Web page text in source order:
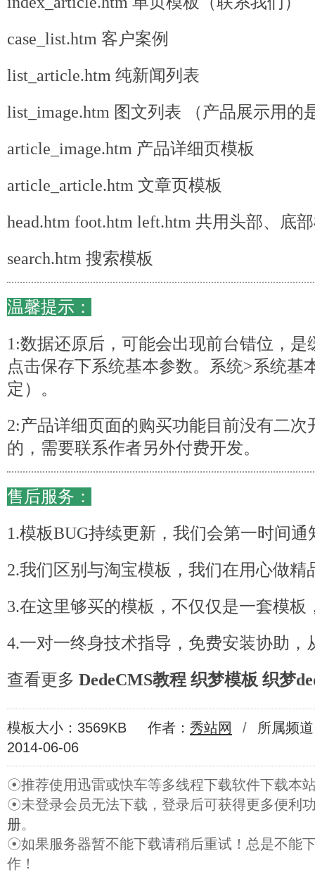
case_list.htm 客户案例
list_article.htm 纯新闻列表
list_image.htm 图文列表 （产品展示用的
article_image.htm 产品详细页模板
article_article.htm 文章页模板
head.htm foot.htm left.htm 共用头部、底
search.htm 搜索模板
温馨提示：
1:数据还原后，可能会出现前台错位，
点击保存下系统基本参数。系统>系统基
定）。
2:产品详细页面的购买功能目前没有二次
的，需要联系作者另外付费开发。
售后服务：
1.模板BUG持续更新，我们会第一时间通
2.我们区别与淘宝模板，我们在用心做精
3.在这里够买的模板，不仅仅是一套模板
4.一对一终身技术指导，免费安装协助，
查看更多 DedeCMS教程 织梦模板 织梦
模板大小：3569KB 作者： 秀站网 /
所属频
2014-06-06
☉推荐使用迅雷或快车等多线程下载软件下载本
☉未登录会员无法下载，登录后可获得更多便利
册。
☉如果服务器暂不能下载请稍后重试！总是不能
作！